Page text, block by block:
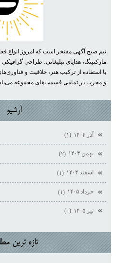
تیم صبح آگهی مفتخر است که امروز انواع
مارکتینگ، هدایای تبلیغاتی، طراحی
با استفاده از ترکیب هنر، خلاقیت و
و مجرب در تمامی قسمت‌های مجموعه
آرشيو
آذر ۱۴۰۴ (۱)
بهمن ۱۴۰۴ (۲)
اسفند ۱۴۰۴ (۱)
خرداد ۱۴۰۵ (۱)
تیر ۱۴۰۵ (۰)
تازه ترين